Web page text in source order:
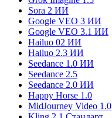
Sora 2 ИИ
Google VEO 3 ИИ
Google VEO 3.1 ИИ
Hailuo 02 ИИ
Hailuo 2.3 ИИ
Seedance 1.0 ИИ
Seedance 2.5
Seedance 2.0 ИИ
Happy Horse 1.0
MidJourney Video 1.0